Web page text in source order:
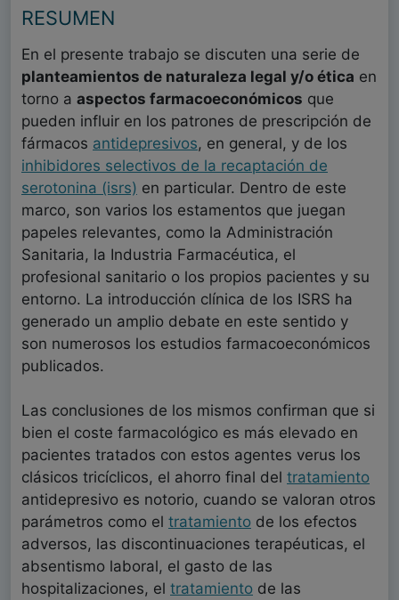
RESUMEN
En el presente trabajo se discuten una serie de
planteamientos de naturaleza legal y/o ética en
torno a aspectos farmacoeconómicos que
pueden influir en los patrones de prescripción de
fármacos antidepresivos, en general, y de los
inhibidores selectivos de la recaptación de
serotonina (isrs) en particular. Dentro de este
marco, son varios los estamentos que juegan
papeles relevantes, como la Administración
Sanitaria, la Industria Farmacéutica, el
profesional sanitario o los propios pacientes y su
entorno. La introducción clínica de los ISRS ha
generado un amplio debate en este sentido y
son numerosos los estudios farmacoeconómicos
publicados.
Las conclusiones de los mismos confirman que si
bien el coste farmacológico es más elevado en
pacientes tratados con estos agentes verus los
clásicos tricíclicos, el ahorro final del tratamiento
antidepresivo es notorio, cuando se valoran otros
parámetros como el tratamiento de los efectos
adversos, las discontinuaciones terapéuticas, el
absentismo laboral, el gasto de las
hospitalizaciones, el tratamiento de las